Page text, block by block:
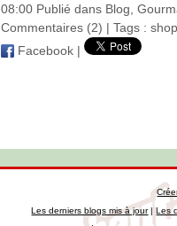
08:00 Publié dans Blog
Commentaires (2) | Tags :
Facebook |
Les derniers blogs mis à jour| Les